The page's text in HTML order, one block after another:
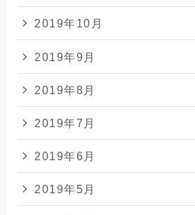
2019年10月
2019年9月
2019年8月
2019年7月
2019年6月
2019年5月